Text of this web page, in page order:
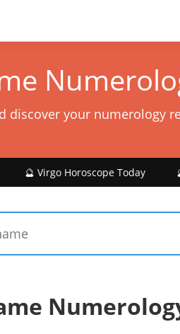
discover your numerology
Horoscope Today 🔮 Libra